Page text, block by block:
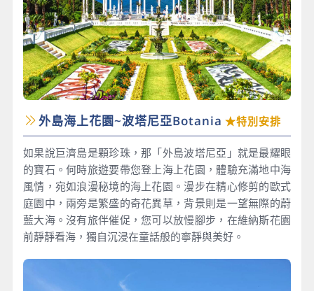
外島海上花園~波塔尼亞Botania ★特別安排
如果說巨濟島是顆珍珠，那「外島波塔尼亞」就是最耀眼
的寶石。何時旅遊要帶您登上海上花園，體驗充滿地中海
風情，宛如浪漫秘境的海上花園。漫步在精心修剪的歐式
庭園中，兩旁是繁盛的奇花異草，背景則是一望無際的蔚
藍大海。沒有旅伴催促，您可以放慢腳步，在維納斯花園
前靜靜看海，獨自沉浸在童話般的寧靜與美好。